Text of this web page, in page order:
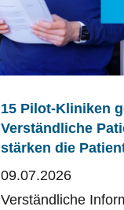
15 Pilot-Kliniken
Verständliche
stärken die
09.07.2026
Verständliche